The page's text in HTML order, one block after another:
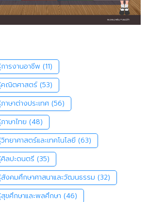
ารงานอาชีพ (11)
คณิตศาสตร์ (53)
าษาต่างประเทศ (56)
าษาไทย (48)
ทยาศาสตร์และเทคโนโลยี (63)
ศิลปะดนตรี (35)
สังคมศึกษาศาสนาและวัฒนธรรม (32)
ขศึกษาและพลศึกษา (46)